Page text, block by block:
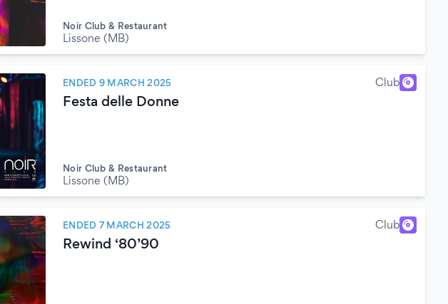
Noir Club & Restaurant
Lissone (MB)
ENDED 9 MARCH 2025 Club
Festa delle Donne
Noir Club & Restaurant
Lissone (MB)
ENDED 7 MARCH 2025 Club
Rewind ‘80’90